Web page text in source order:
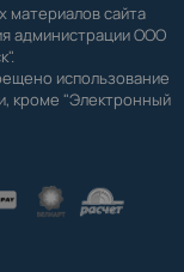
материалов сайта
администрации ООО
использование
кроме "Электронный